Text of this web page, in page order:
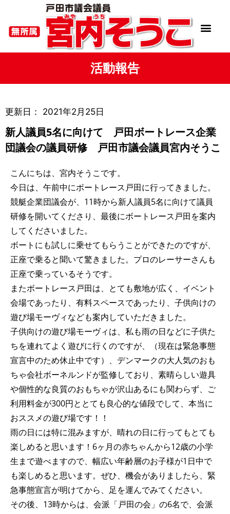
活動報告
更新日： 2021年2月25日
新人議員5名に向けて 戸田ボートレース企業
団議会の議員研修 戸田市議会議員宮内そうこ
こんにちは、宮内そうこです。
今日は、午前中にボートレース戸田に行ってきました。
競艇企業団議会が、11時から新人議員5名に向けて議員
研修を開いてくださり、最後にボートレース戸田を案内
してくださいました。
ボートにも試しに乗せてもらうことができたのですが、
正座で乗ると聞いて驚きました。プロのレーサーさんも
正座で乗っているそうです。
またボートレース戸田は、とても敷地が広く、イベント
会場であったり、有料スペースであったり、子供向けの
遊び場モーヴィなども案内していただきました。
子供向けの遊び場モーヴィは、私も雨の日などに子供た
ちを連れてよく遊びに行くのですが、（現在は緊急事態
宣言中のため休止中です）、デンマークの大人気のおも
ちゃ会社ボーネルンドが監修しており、素晴らしい遊具
や個性的な良質のおもちゃが沢山あるにも関わらず、ご
利用料金が300円ととても良心的な値段でして、本当に
おススメの遊び場です！！
雨の日には特に混みますが、晴れの日に行ってもとても
楽しめると思います！6ヶ月の赤ちゃんから12歳の小学
生まで遊べますので、幅広い年齢層のお子様が1日中で
も楽しめると思います。ぜひ、機会がありましたら、緊
急事態宣言が明けてから、足を運んでみてください。
その後、13時からは、会派「戸田の会」の6名で、会派